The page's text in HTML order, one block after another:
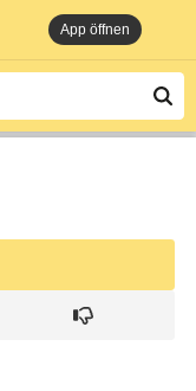
App öffnen